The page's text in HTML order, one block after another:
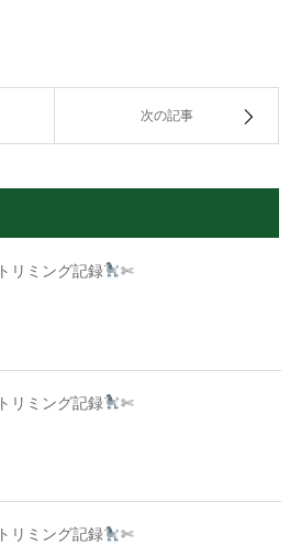
次の記事
トリミング記録 ✄
トリミング記録 ✄
トリミング記録 ✄